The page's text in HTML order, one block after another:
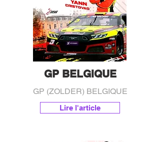
GP BELGIQUE
GP (ZOLDER) BELGIQUE
Lire l'article